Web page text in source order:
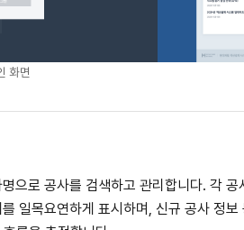
화면
으로 공사를 검색하고 관리합니다. 각
일목요연하게 표시하며, 신규 공사 정보